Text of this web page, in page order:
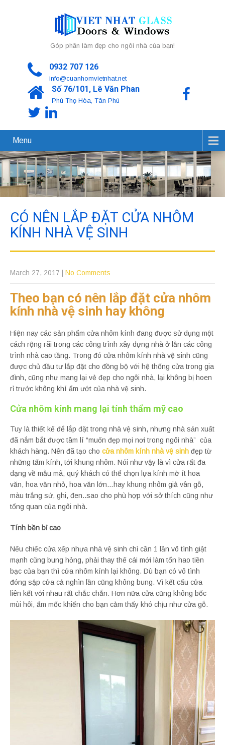
Góp phần làm đẹp cho ngôi nhà của bạn!
0932 707 126
info@cuanhomvietnhat.net
Số 76/101, Lê Văn Phan
Phú Thọ Hòa, Tân Phú
Menu
CÓ NÊN LẮP ĐẶT CỬA NHÔM
KÍNH NHÀ VỆ SINH
March 27, 2017 | No Comments
Theo bạn có nên lắp đặt cửa nhôm
kính nhà vệ sinh hay không
Hiện nay các sản phẩm cửa nhôm kính đang được sử dụng một
cách rộng rãi trong các công trình xây dựng nhà ở lẫn các công
trình nhà cao tầng. Trong đó cửa nhôm kính nhà vệ sinh cũng
được chủ đầu tư lắp đặt cho đồng bộ với hệ thống cửa trong gia
đình, cũng như mang lại vẻ đẹp cho ngôi nhà, lại không bị hoen
rỉ trước không khí ẩm ướt của nhà vệ sinh.
Cửa nhôm kính mang lại tính thẩm mỹ cao
Tuy là thiết kế để lắp đặt trong nhà vệ sinh, nhưng nhà sản xuất
đã nắm bắt được tâm lí “muốn đẹp mọi nơi trong ngôi nhà” của
khách hàng. Nên đã tạo cho cửa nhôm kính nhà vệ sinh đẹp từ
những tấm kính, tới khung nhôm. Nói như vậy là vì cửa rất đa
dạng về mẫu mã, quý khách có thể chọn lựa kính mờ ít hoa
văn, hoa văn nhỏ, hoa văn lớn…hay khung nhôm giả vân gỗ,
màu trắng sứ, ghi, đen..sao cho phù hợp với sở thích cũng như
tổng quan của ngôi nhà.
Tính bền bỉ cao
Nếu chiếc cửa xếp nhựa nhà vệ sinh chỉ cần 1 lần vô tình giật
mạnh cũng bung hỏng, phải thay thế cái mới làm tổn hao tiền
bạc của bạn thì cửa nhôm kính lại không. Dù bạn có vô tình
đóng sập cửa cả nghìn lần cũng không bung. Vì kết cấu cửa
liên kết với nhau rất chắc chắn. Hơn nữa cửa cũng không bốc
mùi hôi, ẩm mốc khiến cho bạn cảm thấy khó chịu như cửa gỗ.